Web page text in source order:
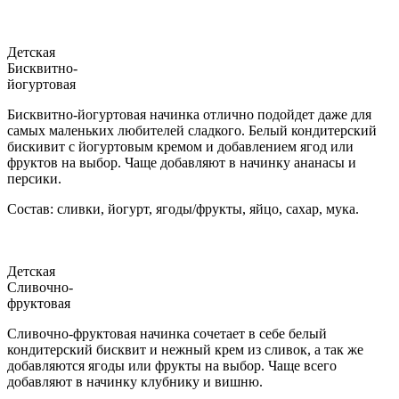
Детская
Бисквитно-
йогуртовая
Бисквитно-йогуртовая начинка отлично подойдет даже для
самых маленьких любителей сладкого. Белый кондитерский
бискивит с йогуртовым кремом и добавлением ягод или
фруктов на выбор. Чаще добавляют в начинку ананасы и
персики.
Состав: сливки, йогурт, ягоды/фрукты, яйцо, сахар, мука.
Детская
Сливочно-
фруктовая
Сливочно-фруктовая начинка сочетает в себе белый
кондитерский бисквит и нежный крем из сливок, а так же
добавляются ягоды или фрукты на выбор. Чаще всего
добавляют в начинку клубнику и вишню.